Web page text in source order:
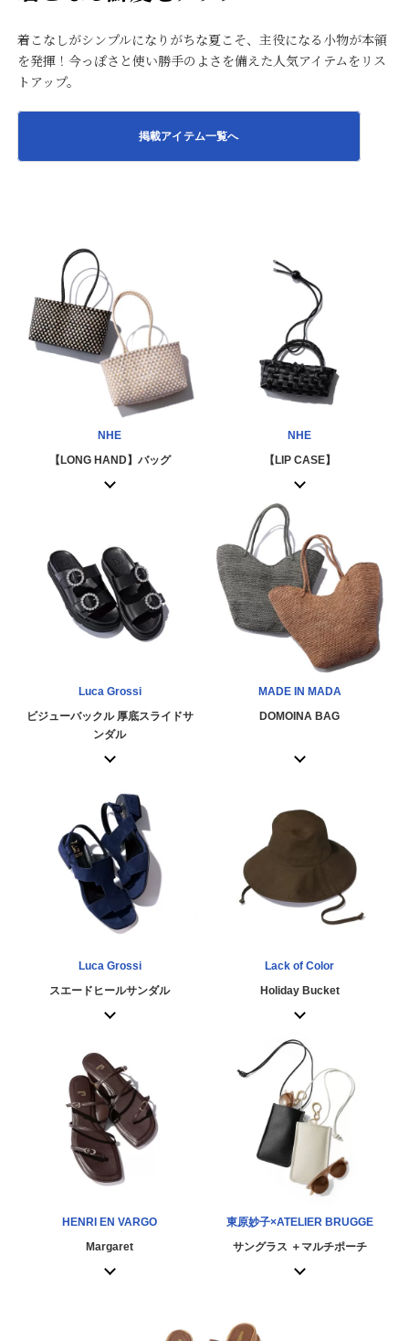
着こなしがシンプルになりがちな夏こそ、主役になる小物が本領
を発揮！今っぽさと使い勝手のよさを備えた人気アイテムをリス
トアップ。
掲載アイテム一覧へ
NHE
【LONG HAND】バッグ
NHE
【LIP CASE】
Luca Grossi
ビジューバックル 厚底スライドサ
ンダル
MADE IN MADA
DOMOINA BAG
Luca Grossi
スエードヒールサンダル
Lack of Color
Holiday Bucket
HENRI EN VARGO
Margaret
東原妙子×ATELIER BRUGGE
サングラス ＋マルチポーチ